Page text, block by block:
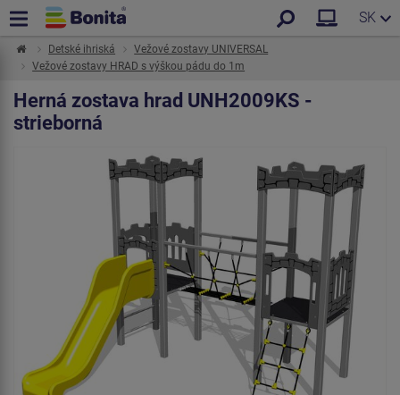
SK
Detské ihriská
Vežové zostavy UNIVERSAL
Vežové zostavy HRAD s výškou pádu do 1m
Herná zostava hrad UNH2009KS -
strieborná